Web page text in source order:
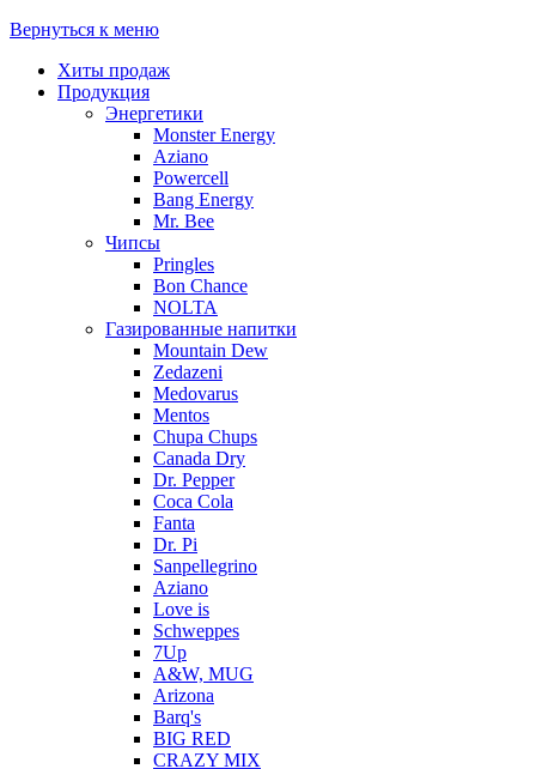
Вернуться к меню
Хиты продаж
Продукция
Энергетики
Monster Energy
Aziano
Powercell
Bang Energy
Mr. Bee
Чипсы
Pringles
Bon Chance
NOLTA
Газированные напитки
Mountain Dew
Zedazeni
Medovarus
Mentos
Chupa Chups
Canada Dry
Dr. Pepper
Coca Cola
Fanta
Dr. Pi
Sanpellegrino
Aziano
Love is
Schweppes
7Up
A&W, MUG
Arizona
Barq's
BIG RED
CRAZY MIX